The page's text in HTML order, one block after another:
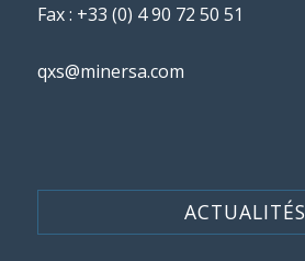
Fax : +33 (0) 4 90 72 50 51
qxs@minersa.com
ACTUALITÉS